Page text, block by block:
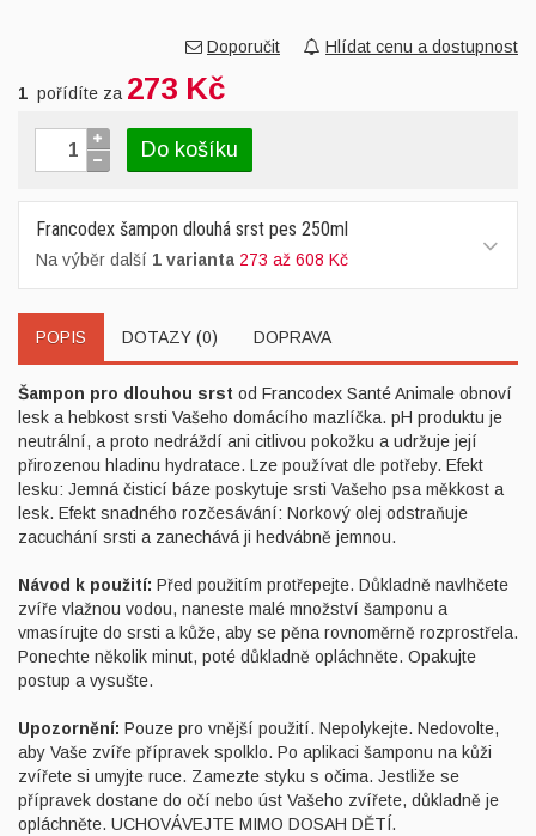
Doporučit Hlídat cenu a dostupnost
1 pořídíte za 273 Kč
Do košíku
Francodex šampon dlouhá srst pes 250ml
Na výběr další 1 varianta 273 až 608 Kč
POPIS DOTAZY (0) DOPRAVA
Šampon pro dlouhou srst od Francodex Santé Animale obnoví
lesk a hebkost srsti Vašeho domácího mazlíčka. pH produktu je
neutrální, a proto nedráždí ani citlivou pokožku a udržuje její
přirozenou hladinu hydratace. Lze používat dle potřeby. Efekt
lesku: Jemná čisticí báze poskytuje srsti Vašeho psa měkkost a
lesk. Efekt snadného rozčesávání: Norkový olej odstraňuje
zacuchání srsti a zanechává ji hedvábně jemnou.
Návod k použití: Před použitím protřepejte. Důkladně navlhčete
zvíře vlažnou vodou, naneste malé množství šamponu a
vmasírujte do srsti a kůže, aby se pěna rovnoměrně rozprostřela.
Ponechte několik minut, poté důkladně opláchněte. Opakujte
postup a vysušte.
Upozornění: Pouze pro vnější použití. Nepolykejte. Nedovolte,
aby Vaše zvíře přípravek spolklo. Po aplikaci šamponu na kůži
zvířete si umyjte ruce. Zamezte styku s očima. Jestliže se
přípravek dostane do očí nebo úst Vašeho zvířete, důkladně je
opláchněte. UCHOVÁVEJTE MIMO DOSAH DĚTÍ.